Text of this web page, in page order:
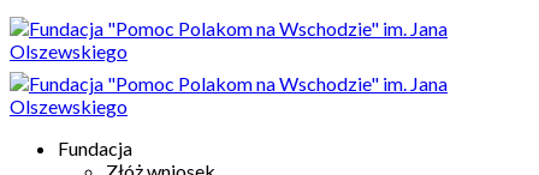
Fundacja